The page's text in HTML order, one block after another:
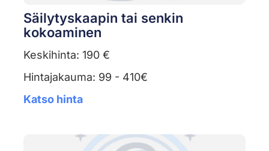
Säilytyskaapin tai senkin
kokoaminen
Keskihinta: 190 €
Hintajakauma: 99 - 410€
Katso hinta